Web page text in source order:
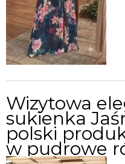
Wizytowa
sukienka
polski
w pudrowe